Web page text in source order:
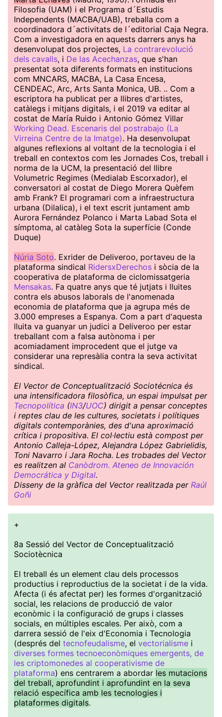
Filosofia (UAM) i el Programa d´Estudis
Independents (MACBA/UAB), treballa com a
coordinadora d´activitats de l´editorial Caja Negra.
Com a investigadora en aquests darrers anys ha
desenvolupat dos projectes, La contrarevolució
dels cavalls, i De las Acechanzas, que s'han
presentat sota diferents formats en institucions
com MNCARS, MACBA, La Casa Encesa,
CENDEAC, Arc, Arts Santa Monica, UB. .. Com a
escriptora ha publicat per a llibres d'artistes,
catàlegs i mitjans digitals, i el 2019 va editar al
costat de María Ruido i Antonio Gómez Villar
Working Dead. Escenaris del postrabajo (La
Virreina Centre de la Imatge). Ha desenvolupat
algunes reflexions al voltant de la tecnologia i el
treball en contextos com les Jornades Cos, treball i
norma de la UCM, la presentació del llibre
Volumetric Regimes (Medialab Escorxador), el
conversatori al costat de Diego Morera Quèfem
amb Frank? El programari com a infraestructura
urbana (Dilalica), i el text escrit juntament amb
Aurora Fernández Polanco i Marta Labad Sota el
símptoma, al catàleg Sota la superfície (Conde
Duque)
Núria Soto. Exrider de Deliveroo, portaveu de la
plataforma sindical RidersxDerechos i sòcia de la
cooperativa de plataforma de ciclomissatgeria
Mensakas. Fa quatre anys que té jutjats i lluites
contra els abusos laborals de l'anomenada
economia de plataforma que ja agrupa més de
3.000 empreses a Espanya. Com a part d'aquesta
lluita va guanyar un judici a Deliveroo per estar
treballant com a falsa autònoma i per
acomiadament improcedent que el jutge va
considerar una represàlia contra la seva activitat
sindical.
El Vector de Conceptualització Sociotécnica és
una intensificadora filosòfica, un espai impulsat per
Tecnopolítica (IN3/UOC) dirigit a pensar conceptes
i reptes clau de les cultures, societats i polítiques
digitals contemporànies, des d'una aproximació
crítica i propositiva. El col·lectiu està compost per
Antonio Calleja-López, Alejandra López Gabrielidis,
Toni Navarro i Jara Rocha. Les trobades del Vector
es realitzen al Canòdrom. Ateneo de Innovación
Democrática y Digital.
Disseny de la gràfica del Vector realitzada per Raúl
Goñi
+
8a Sessió del Vector de Conceptualització
Sociotècnica
El treball és un element clau dels processos
productius i reproductius de la societat i de la vida.
Afecta (i és afectat per) les formes d'organització
social, les relacions de producció de valor
econòmic i la configuració de grups i classes
socials, en múltiples escales. Per això, com a
darrera sessió de l'eix d'Economia i Tecnologia
(després del tecnofeudalisme, el vectorialisme i
diverses formes tecnoeconòmiques emergents, de
les criptomonedes al cooperativisme de
plataforma) ens centrarem a abordar les mutacions
del treball, aprofundint i aprofundint en la seva
relació específica amb les tecnologies i
plataformes digitals.